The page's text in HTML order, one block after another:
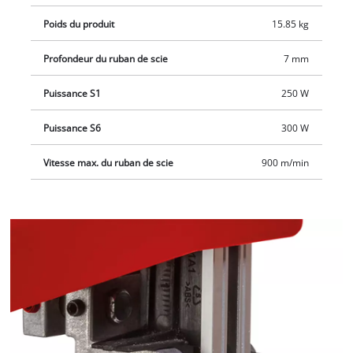
s’effectue rapidement et sans outil.
Poids du produit 15.85 kg
Profondeur du ruban de scie 7 mm
Puissance S1 250 W
Puissance S6 300 W
Vitesse max. du ruban de scie 900 m/min